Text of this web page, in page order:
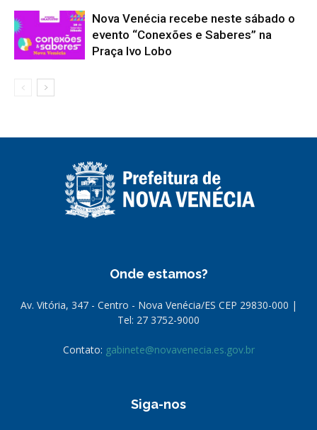
Nova Venécia recebe neste sábado o
evento “Conexões e Saberes” na
Praça Ivo Lobo
Onde estamos?
Av. Vitória, 347 - Centro - Nova Venécia/ES CEP 29830-000 |
Tel: 27 3752-9000
Contato: gabinete@novavenecia.es.gov.br
Siga-nos